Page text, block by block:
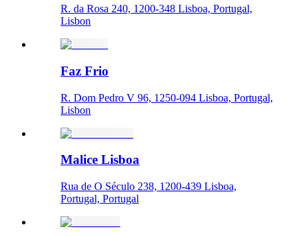
R. da Rosa 240, 1200-348 Lisboa, Portugal,
Lisbon
Faz Frio
R. Dom Pedro V 96, 1250-094 Lisboa, Portugal,
Lisbon
Malice Lisboa
Rua de O Século 238, 1200-439 Lisboa,
Portugal, Portugal